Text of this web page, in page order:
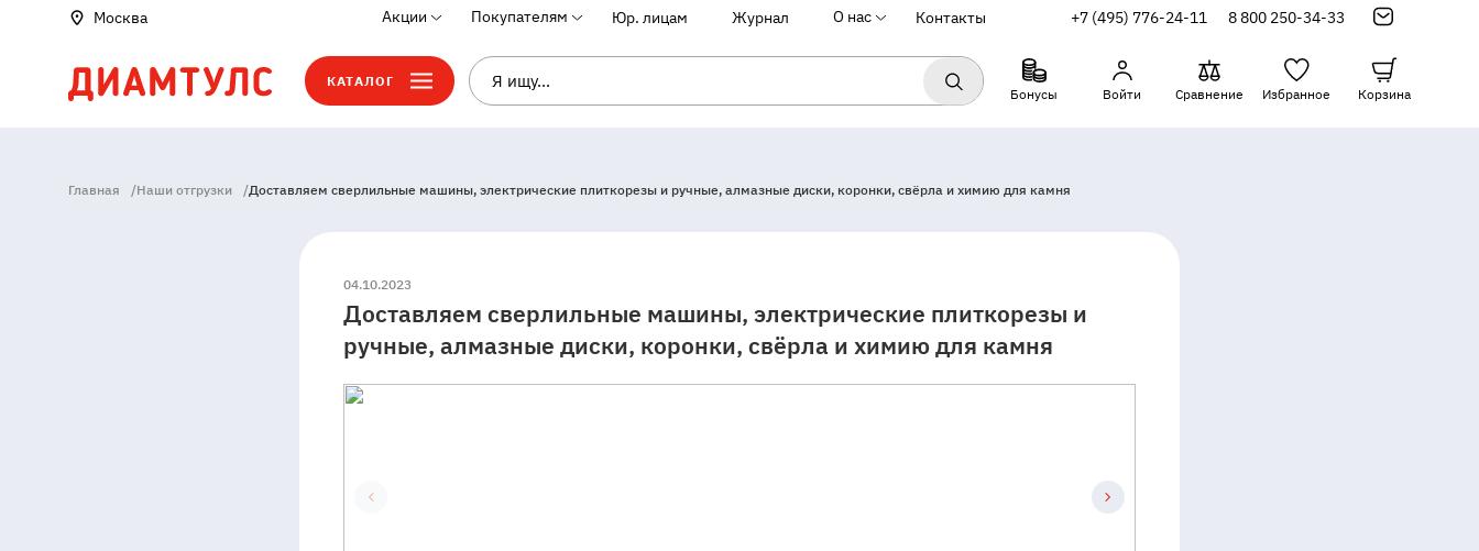
Москва Акции Покупателям Юр. лицам Журнал О нас Контакты +7 (495) 776-24-11 8 800 250-34-33
КАТАЛОГ
Бонусы Войти Сравнение Избранное Корзина
Главная /Наши отгрузки /Доставляем сверлильные машины, электрические плиткорезы и ручные, алмазные диски, коронки, свёрла и химию для камня
04.10.2023
Доставляем сверлильные машины, электрические плиткорезы и
ручные, алмазные диски, коронки, свёрла и химию для камня